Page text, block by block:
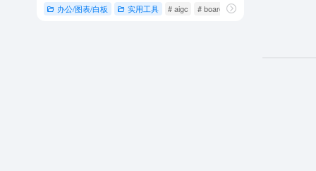
办公/图表/白板 实用工具 # aigc # boardmix